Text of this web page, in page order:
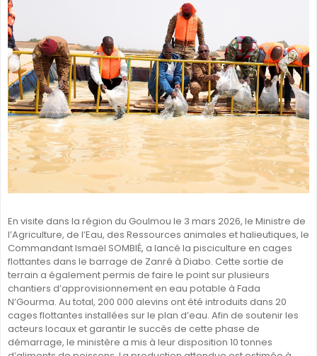
GHANA
ÎLE MAURICE
GUINÉE
En visite dans la région du Goulmou le 3 mars 2026, le Ministre de
l’Agriculture, de l’Eau, des Ressources animales et halieutiques, le
Commandant Ismaël SOMBIÉ, a lancé la pisciculture en cages
flottantes dans le barrage de Zanré à Diabo. Cette sortie de
terrain a également permis de faire le point sur plusieurs
chantiers d’approvisionnement en eau potable à Fada
N’Gourma. Au total, 200 000 alevins ont été introduits dans 20
cages flottantes installées sur le plan d’eau. Afin de soutenir les
acteurs locaux et garantir le succès de cette phase de
démarrage, le ministère a mis à leur disposition 10 tonnes